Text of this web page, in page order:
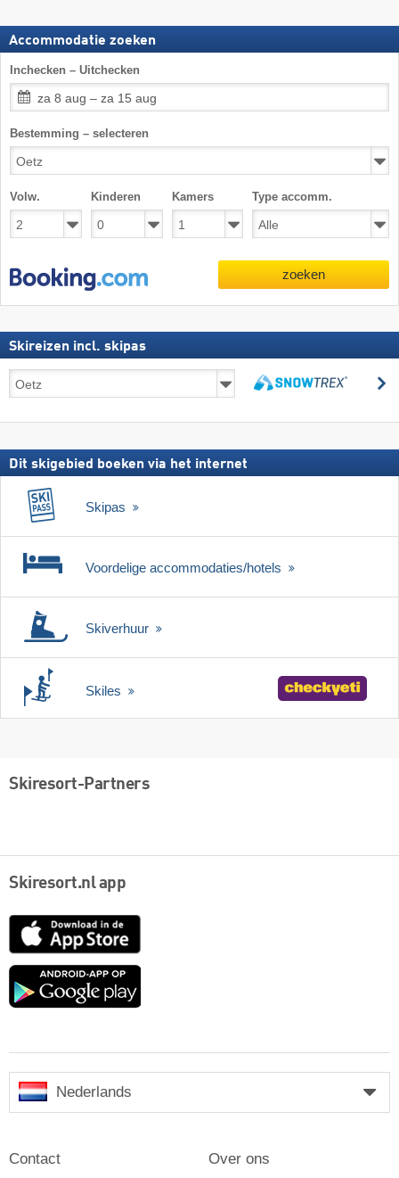
Accommodatie zoeken
Inchecken – Uitchecken
za 8 aug – za 15 aug
Bestemming – selecteren
Volw. Kinderen Kamers Type accomm.
zoeken
Skireizen incl. skipas
Skireizen
incl.
Dit skigebied boeken via het internet
Skipas
Voordelige accommodaties/hotels
Skiverhuur
Skiles
Skiresort-Partners
Skiresort.nl app
App
Google
Nederlands
Contact Over ons